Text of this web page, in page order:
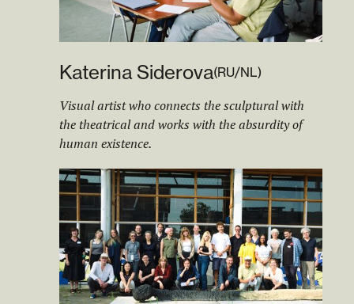
Katerina Siderova(RU/NL)
Visual artist who connects the sculptural with
the theatrical and works with the absurdity of
human existence.